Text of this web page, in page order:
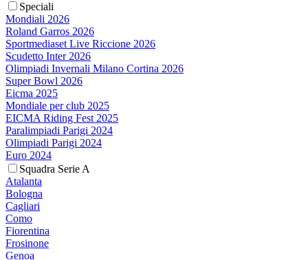
Speciali
Mondiali 2026
Roland Garros 2026
Sportmediaset Live Riccione 2026
Scudetto Inter 2026
Olimpiadi Invernali Milano Cortina 2026
Super Bowl 2026
Eicma 2025
Mondiale per club 2025
EICMA Riding Fest 2025
Paralimpiadi Parigi 2024
Olimpiadi Parigi 2024
Euro 2024
Squadra Serie A
Atalanta
Bologna
Cagliari
Como
Fiorentina
Frosinone
Genoa